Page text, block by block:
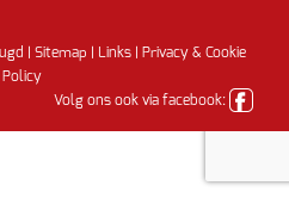
| Sitemap Links|
Privacy & Cookie
Policy
Volg ons ook via facebook: